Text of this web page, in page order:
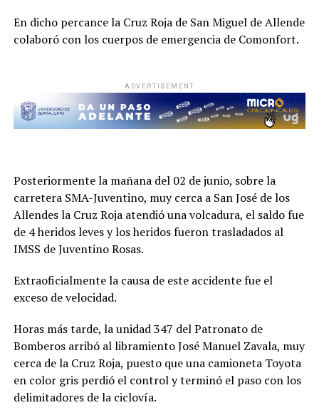
En dicho percance la Cruz Roja de San Miguel de Allende
colaboró con los cuerpos de emergencia de Comonfort.
ADVERTISEMENT
Posteriormente la mañana del 02 de junio, sobre la
carretera SMA-Juventino, muy cerca a San José de los
Allendes la Cruz Roja atendió una volcadura, el saldo fue
de 4 heridos leves y los heridos fueron trasladados al
IMSS de Juventino Rosas.
Extraoficialmente la causa de este accidente fue el
exceso de velocidad.
Horas más tarde, la unidad 347 del Patronato de
Bomberos arribó al libramiento José Manuel Zavala, muy
cerca de la Cruz Roja, puesto que una camioneta Toyota
en color gris perdió el control y terminó el paso con los
delimitadores de la ciclovía.